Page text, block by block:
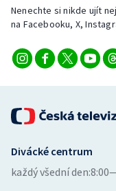
Nenechte si nikde ujít
na Facebooku, X,
Divácké centrum
každý všední den: